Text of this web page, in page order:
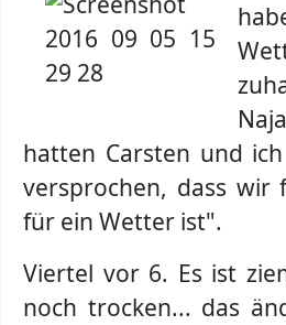
hatten Carsten und
versprochen, dass wir
für ein Wetter ist".
Viertel vor 6. Es ist
noch trocken... das